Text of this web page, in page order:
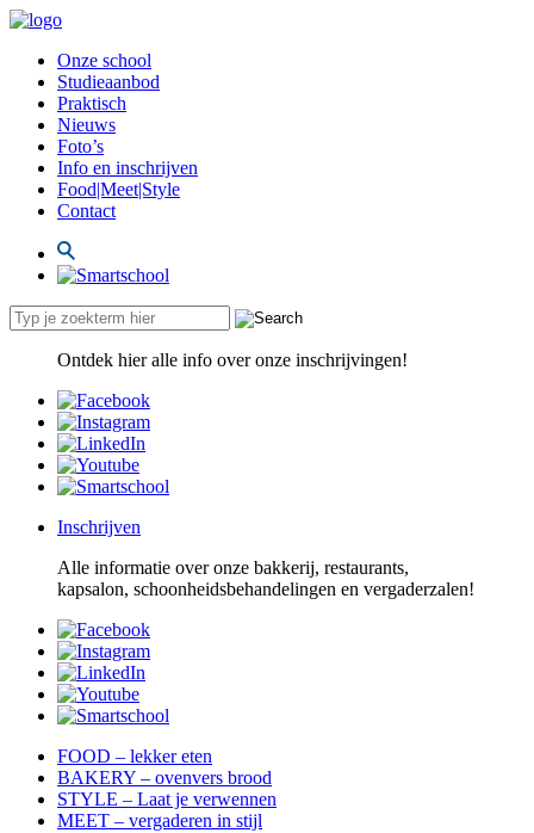
Onze school
Studieaanbod
Praktisch
Nieuws
Foto’s
Info en inschrijven
Food|Meet|Style
Contact
Ontdek hier alle info over onze inschrijvingen!
Inschrijven
Alle informatie over onze bakkerij, restaurants,
kapsalon, schoonheidsbehandelingen en vergaderzalen!
FOOD – lekker eten
BAKERY – ovenvers brood
STYLE – Laat je verwennen
MEET – vergaderen in stijl